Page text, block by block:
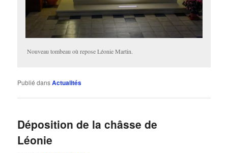
Nouveau tombeau où repose Léonie Martin.
Publié dansActualités
Déposition de la châsse de
Léonie